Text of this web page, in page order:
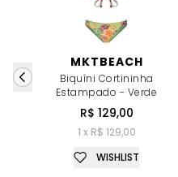
MKTBEACH
Biquíni Cortininha
Estampado - Verde
R$ 129,00
1 x R$ 129,00
WISHLIST